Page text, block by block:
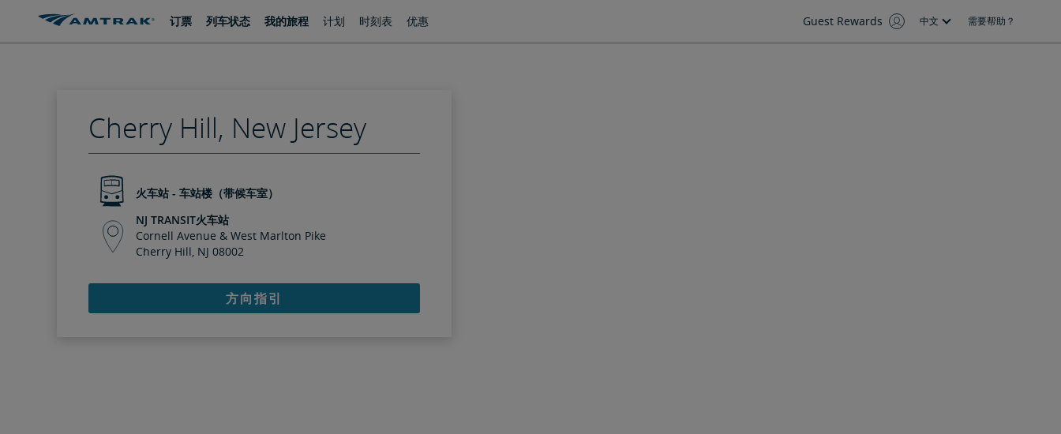
内
导
订票 列车状态 我的旅程 计划 时刻表 优惠 Guest Rewards 中文 需要帮助？
Cherry Hill, New Jersey
火车站 - 车站楼（带候车室）
NJ TRANSIT火车站
Cornell Avenue & West Marlton Pike
Cherry Hill, NJ 08002
方向指引